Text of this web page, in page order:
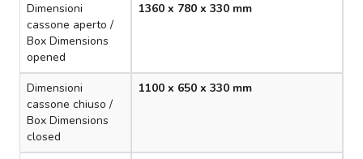
Dimensioni
cassone aperto /
Box Dimensions
opened
1360 x 780 x 330 mm
Dimensioni
cassone chiuso /
Box Dimensions
closed
1100 x 650 x 330 mm